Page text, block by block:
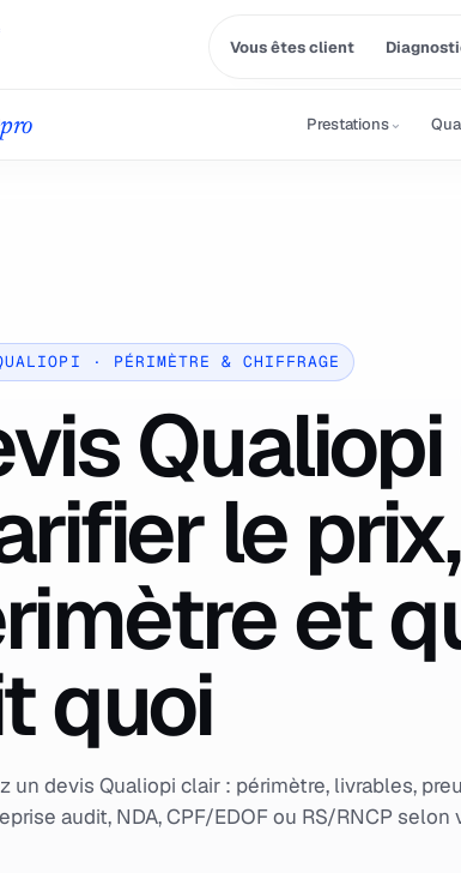
Vous êtes client
pro Prestations⌄
· PÉRIMÈTRE & CHIFFRAGE
le
et
quoi
un devis Qualiopi clair : périmètre, livrables,
audit, NDA, CPF/EDOF ou RS/RNCP selon